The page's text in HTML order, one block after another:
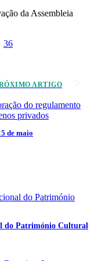
da Assembleia
36
ARTIGO
de maio
do Património Cultural